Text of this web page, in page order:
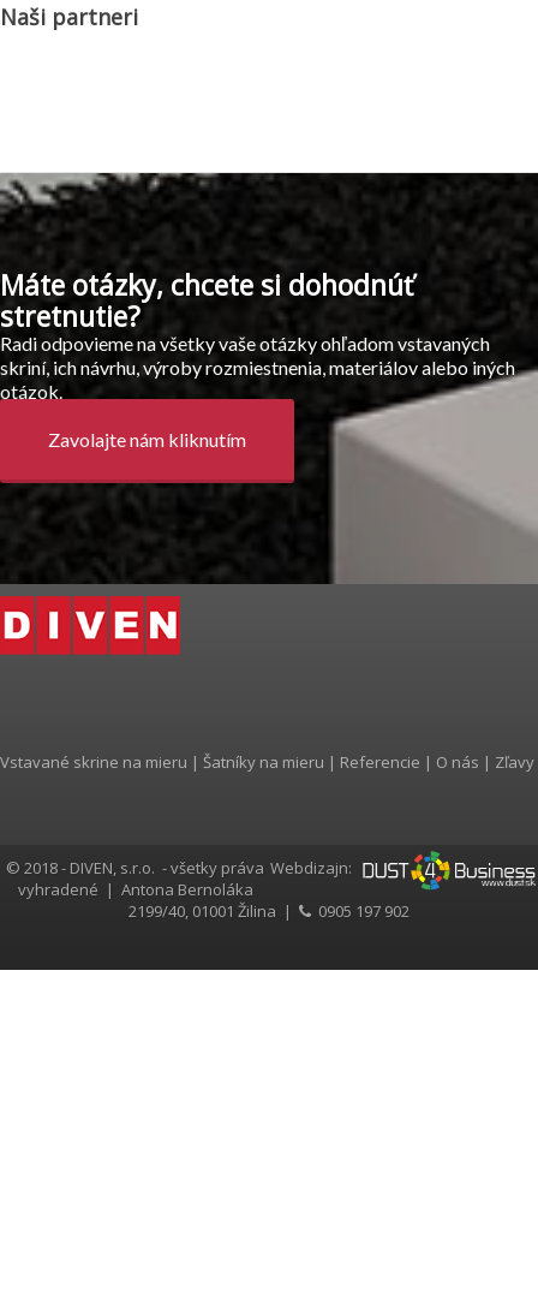
Naši partneri
Máte otázky, chcete si dohodnúť
stretnutie?
Radi odpovieme na všetky vaše otázky ohľadom vstavaných
skriní, ich návrhu, výroby rozmiestnenia, materiálov alebo iných
otázok.
Zavolajte nám kliknutím
Vstavané skrine na mieru | Šatníky na mieru | Referencie | O nás | Zľavy
Webdizajn:
© 2018 - DIVEN, s.r.o. - všetky práva
vyhradené | Antona Bernoláka
2199/40, 01001 Žilina |
0905 197 902